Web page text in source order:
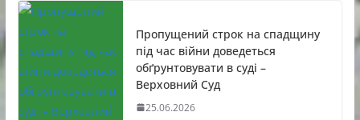
Пропущений строк на спадщину
під час війни доведеться
обґрунтовувати в суді –
Верховний Суд
25.06.2026